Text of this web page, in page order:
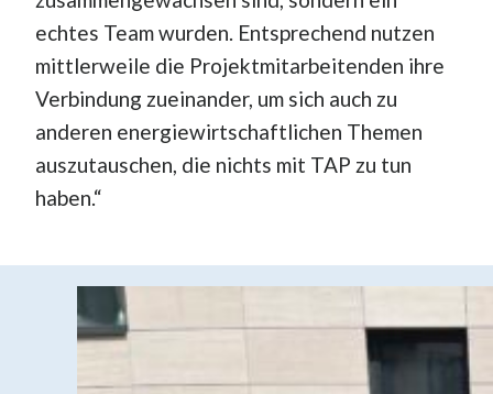
echtes Team wurden. Entsprechend nutzen
mittlerweile die Projektmitarbeitenden ihre
Verbindung zueinander, um sich auch zu
anderen energiewirtschaftlichen Themen
auszutauschen, die nichts mit TAP zu tun
haben.“